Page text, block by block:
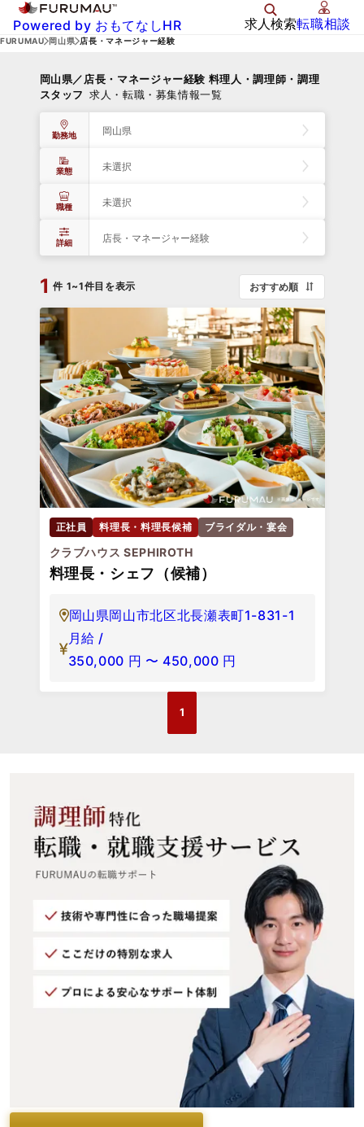
Powered by おもてなしHR 求人検索転職相談
FURUMAU 岡山県 店長・マネージャー経験
岡山県／店長・マネージャー経験 料理人・調理師・調理
スタッフ 求人・転職・募集情報一覧
勤務地 岡山県
業態 未選択
職種 未選択
詳細 店長・マネージャー経験
1 件 1~1件目を表示 おすすめ順
正社員 料理長・料理長候補 ブライダル・宴会
クラブハウス SEPHIROTH
料理長・シェフ（候補）
岡山県岡山市北区北長瀬表町1-831-1
月給 /
350,000 円 〜 450,000 円
1